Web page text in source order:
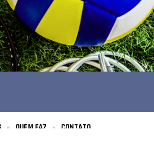
QUEM FAZ CONTATO